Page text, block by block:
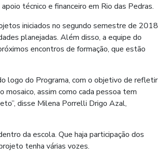
técnico e financeiro em Rio das Pedras.
iniciados no segundo semestre de 2018
planejadas. Além disso, a equipe do
encontros de formação, que estão
logo do Programa, com o objetivo de refletir
mosaico, assim como cada pessoa tem
disse Milena Porrelli Drigo Azal,
da escola. Que haja participação dos
tenha várias vozes.